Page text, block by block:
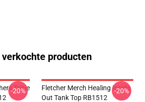
verkochte producten
Triple
-20%
Fletcher Merch Healing Inside
Out Tank Top RB1512
-20%